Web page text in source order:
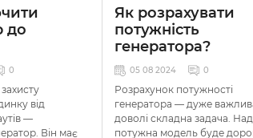
до
0
від
—
Він має
Як розрахувати
потужність
генератора?
05 08 2024 0
Розрахунок потужності
генератора — дуже
доволі складна задача.
потужна модель буде